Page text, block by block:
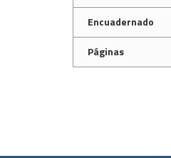
Encuadernado
Páginas